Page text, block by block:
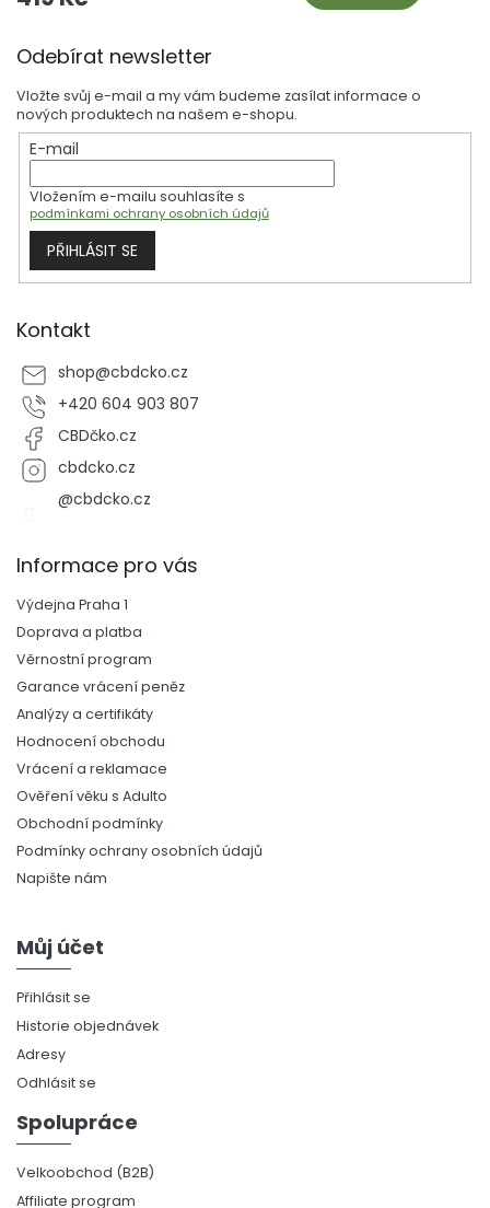
odpočinek.Vyzkoušej, jak může kozlíková silice zpříjemnit tvůj den –
přímo k tobě domů. Dopřej si harmonii a hluboký klid, který tě bude
provázet ještě dlouho po koupeli či masáži.
Odebírat newsletter
Vložte svůj e-mail a my vám budeme zasílat informace o
nových produktech na našem e-shopu.
E-mail
Vložením e-mailu souhlasíte s
podmínkami ochrany osobních údajů
PŘIHLÁSIT SE
Kontakt
shop@cbdcko.cz
+420 604 903 807
CBDčko.cz
cbdcko.cz
@cbdcko.cz
Informace pro vás
Výdejna Praha 1
Doprava a platba
Věrnostní program
Garance vrácení peněz
Analýzy a certifikáty
Hodnocení obchodu
Vrácení a reklamace
Ověření věku s Adulto
Obchodní podmínky
Podmínky ochrany osobních údajů
Napište nám
Můj účet
Přihlásit se
Historie objednávek
Adresy
Odhlásit se
Spolupráce
Velkoobchod (B2B)
Affiliate program